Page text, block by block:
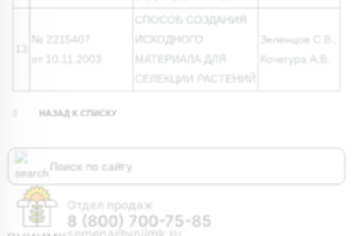
№ 2215407
от 10.11.2003
СПОСОБ СОЗДАНИЯ
ИСХОДНОГО
МАТЕРИАЛА ДЛЯ
СЕЛЕКЦИИ РАСТЕНИЙ
Зеленцов С.В.,
Кочегура А.В.
НАЗАД К СПИСКУ
Отдел продаж
8 (800) 700-75-85